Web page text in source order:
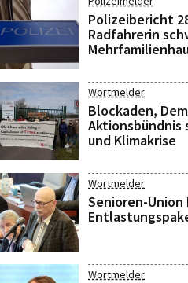
Polizeibericht
Radfahrerin
Wortmelder
Blockaden,
Aktionsbündnis
und Klimakrise
Wortmelder
Senioren-Union
Wortmelder